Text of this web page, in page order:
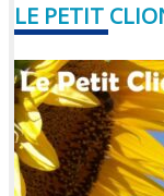
LE PETIT